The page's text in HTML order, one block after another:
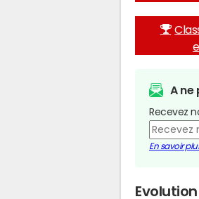
A ne
Recevez
En savoir